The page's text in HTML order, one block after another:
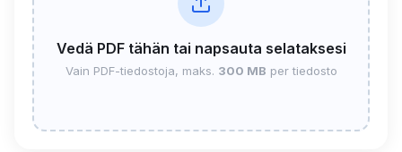
Vedä PDF tähän tai napsauta selataksesi
Vain PDF-tiedostoja, maks. 300 MB per tiedosto